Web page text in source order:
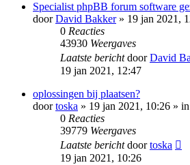
Specialist phpBB forum software
doorDavid Bakker» 19 jan 2021,
0 Reacties
43930 Weergaves
Laatste berichtdoorDavid
19 jan 2021, 12:47
oplossingen bij plaatsen?
doortoska » 19 jan 2021, 10:26 » in
0 Reacties
39779 Weergaves
Laatste berichtdoortoska
19 jan 2021, 10:26